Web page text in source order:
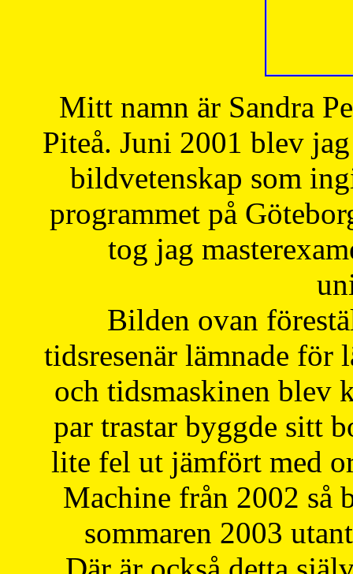
Mitt namn är Sandra
Piteå. Juni 2001 blev
bildvetenskap som
programmet på
tog jag
Bilden ovan
tidsresenär lämnade för
och tidsmaskinen blev
par trastar byggde sitt
lite fel ut jämfört med
Machine från 2002 så
sommaren 2003